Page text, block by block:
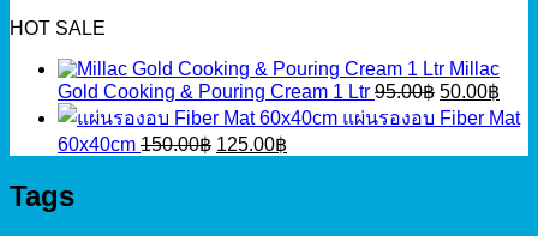
HOT SALE
Millac
Gold Cooking & Pouring Cream 1 Ltr 95.00฿ Original
price
was:
95.00฿.
50.00฿
is:
แผ่นรองอบ Fiber Mat
60x40cm 150.00฿ Original
125.00฿
Tags